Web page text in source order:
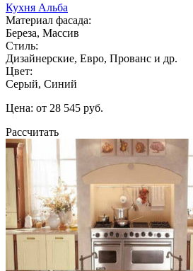
Кухня Альба
Материал фасада:
Береза, Массив
Стиль:
Дизайнерские, Евро, Прованс и др.
Цвет:
Серый, Синий
Цена: от 28 545 руб.
Рассчитать